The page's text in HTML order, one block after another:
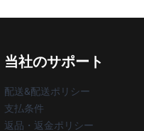
当社のサポート
配送&配送ポリシー
支払条件
返品・返金ポリシー